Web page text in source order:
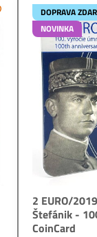
DOPRAVA
NOVINKA
2 EURO/
Štefánik -
CoinCard